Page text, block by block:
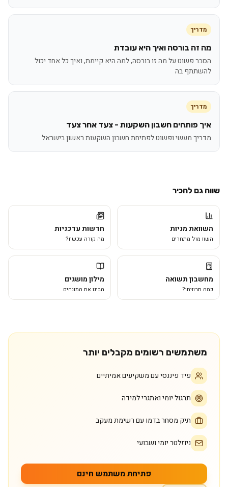
מדריך
מה זה בורסה ואיך היא עובדת
הסבר פשוט על מה זו בורסה, למה היא קיימת, ואיך כל אחד יכול
להשתתף בה
מדריך
איך פותחים חשבון השקעות - צעד אחר צעד
מדריך מעשי ופשוט לפתיחת חשבון השקעות ראשון בישראל
שווה גם להכיר
השוואת מניות
השוו מול מתחרים
חדשות עדכניות
מה קורה עכשיו?
מחשבון תשואה
כמה תרוויחו?
מילון מושגים
הבינו את המונחים
משתמשים רשומים מקבלים יותר
פיד פיננסי עם משקיעים אמיתיים
תרגול יומי ואתגרי למידה
תיק מסחר בדמו עם רשימת מעקב
ניוזלטר יומי ושבועי
פתיחת משתמש חינם